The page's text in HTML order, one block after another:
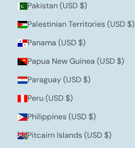
Pakistan (USD $)
Palestinian Territories (USD $)
Panama (USD $)
Papua New Guinea (USD $)
Paraguay (USD $)
Peru (USD $)
Philippines (USD $)
Pitcairn Islands (USD $)